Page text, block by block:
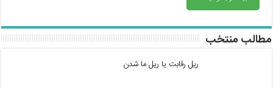
مطالب منتخب
ریل رقابت یا ریل ما شدن